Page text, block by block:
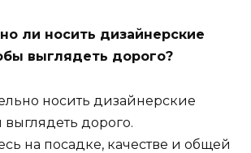
ли носить дизайнерские
выглядеть дорого?
носить дизайнерские
дорого.
на посадке, качестве и общей